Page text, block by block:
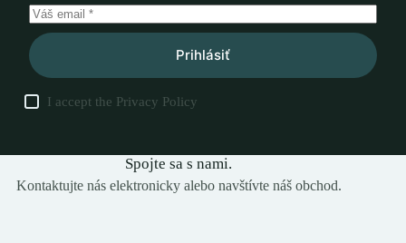
Prihlásiť
I accept the Privacy Policy
Spojte sa s nami.
Kontaktujte nás elektronicky alebo navštívte náš obchod.